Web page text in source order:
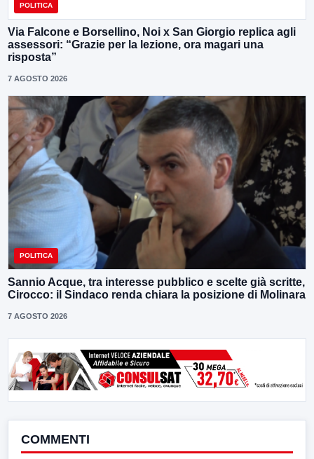
POLITICA
Via Falcone e Borsellino, Noi x San Giorgio replica agli
assessori: “Grazie per la lezione, ora magari una
risposta”
7 AGOSTO 2026
POLITICA
Sannio Acque, tra interesse pubblico e scelte già scritte,
Cirocco: il Sindaco renda chiara la posizione di Molinara
7 AGOSTO 2026
COMMENTI